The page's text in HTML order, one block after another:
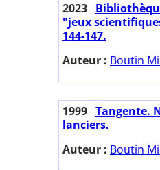
2023
"jeux
144-147.
Auteur : Boutin
1999 Tangente.
lanciers.
Auteur : Boutin